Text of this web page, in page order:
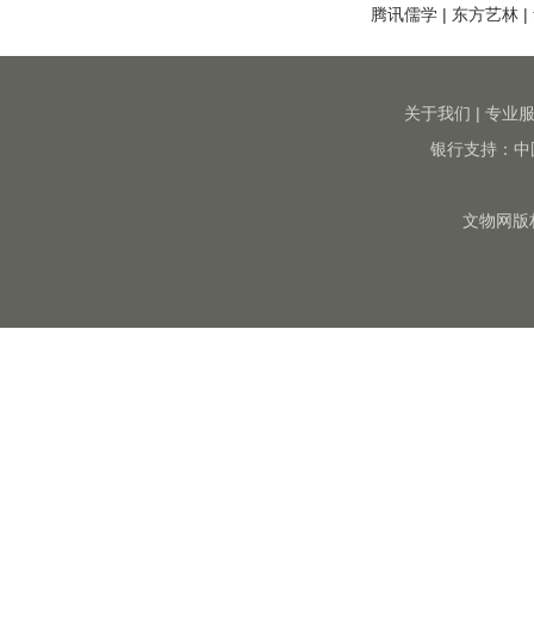
腾讯儒学 | 东方艺林 |
关于我们 | 专业
银行支持：
文物网